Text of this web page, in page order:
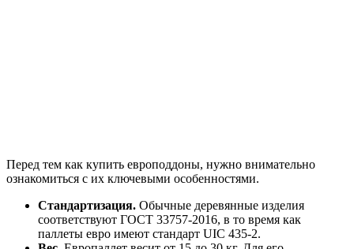
Перед тем как купить европоддоны, нужно внимательно
ознакомиться с их ключевыми особенностями.
Стандартизация. Обычные деревянные изделия
соответствуют ГОСТ 33757-2016, в то время как
паллеты евро имеют стандарт UIC 435-2.